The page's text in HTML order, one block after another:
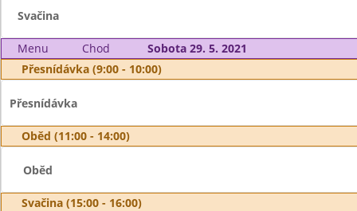
Svačina
Menu Chod
Sobota 29. 5. 2021
Přesnídávka (9:00 - 10:00)
Přesnídávka
Oběd (11:00 - 14:00)
Oběd
Svačina (15:00 - 16:00)